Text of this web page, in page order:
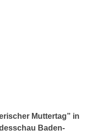
Muttertag” in
Baden-